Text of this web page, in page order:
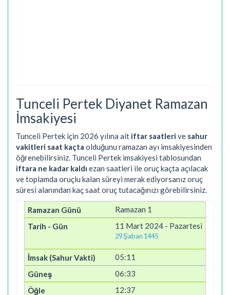
Tunceli Pertek Diyanet Ramazan
İmsakiyesi
Tunceli Pertek için 2026 yılına ait iftar saatlerive sahur
vakitleri saat kaçta olduğunu ramazan ayı imsakiyesinden
öğrenebilirsiniz. Tunceli Pertek imsakiyesi tablosundan
iftara ne kadar kaldı ezan saatleri ile oruç kaçta açılacak
ve toplamda oruçlu kalan süreyi merak ediyorsanız oruç
süresi alanından kaç saat oruç tutacağınızı görebilirsiniz.
Ramazan 1
11 Mart 2024 - Pazartesi
29 Şaban 1445
05:11
06:33
12:37